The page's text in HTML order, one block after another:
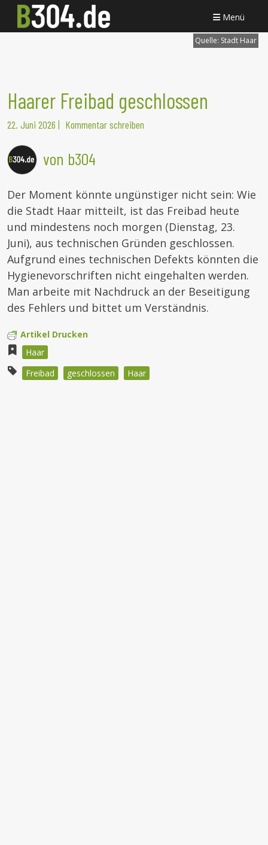
Menü
Quelle: Stadt Haar
Haarer Freibad geschlossen
22. Juni 2026 | Kommentar schreiben
von b304
Der Moment könnte ungünstiger nicht sein: Wie
die Stadt Haar mitteilt, ist das Freibad heute
und mindestens noch morgen (Dienstag, 23.
Juni), aus technischen Gründen geschlossen.
Aufgrund eines technischen Defekts könnten die
Hygienevorschriften nicht eingehalten werden.
Man arbeite mit Nachdruck an der Beseitigung
des Fehlers und bittet um Verständnis.
Artikel Drucken
Haar
Freibad
geschlossen Haar